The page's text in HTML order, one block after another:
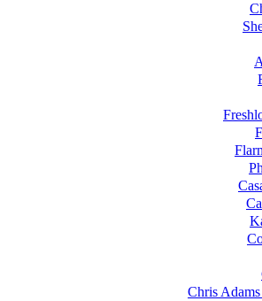
Chris Adams